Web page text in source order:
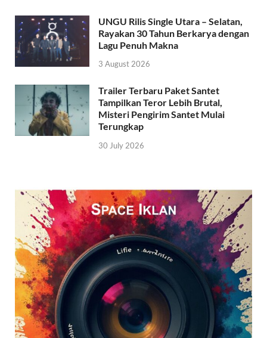
UNGU Rilis Single Utara – Selatan,
Rayakan 30 Tahun Berkarya dengan
Lagu Penuh Makna
3 August 2026
Trailer Terbaru Paket Santet
Tampilkan Teror Lebih Brutal,
Misteri Pengirim Santet Mulai
Terungkap
30 July 2026